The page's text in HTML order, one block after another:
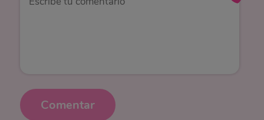
Comentar